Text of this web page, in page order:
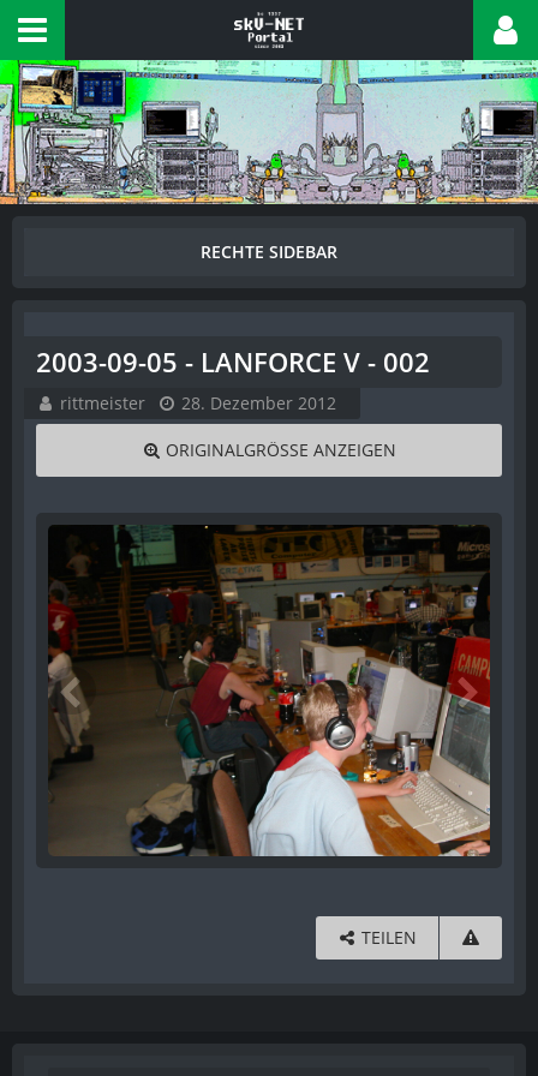
2003-09-05 - LANFORCE V - 002
rittmeister 28. Dezember 2012
ORIGINALGRÖSSE ANZEIGEN
TEILEN